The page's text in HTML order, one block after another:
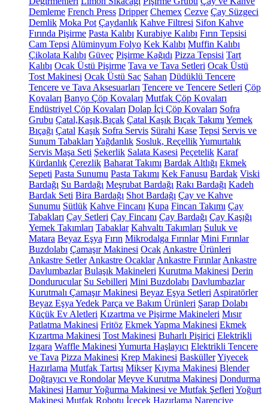
Demleme French Press Dripper Chemex Cezve Çay Süzgeci
Demlik Moka Pot Çaydanlık Kahve Filtresi Sifon Kahve
Fırında Pişirme Pasta Kalıbı Kurabiye Kalıbı Fırın Tepsisi
Cam Tepsi Alüminyum Folyo Kek Kalıbı Muffin Kalıbı
Çikolata Kalıbı Güveç Pişirme Kağıdı Pizza Tepsisi Tart
Kalıbı Ocak Üstü Pişirme Tava ve Tava Setleri Ocak Üstü
Tost Makinesi Ocak Üstü Sac Sahan Düdüklü Tencere
Tencere ve Tava Aksesuarları Tencere ve Tencere Setleri Çöp
Kovaları Banyo Çöp Kovaları Mutfak Çöp Kovaları
Endüstriyel Çöp Kovaları Dolap İçi Çöp Kovaları Sofra
Grubu Çatal,Kaşık,Bıçak Çatal Kaşık Bıçak Takımı Yemek
Bıçağı Çatal Kaşık Sofra Servis Sürahi Kase Tepsi Servis ve
Sunum Tabakları Yağdanlık Sosluk, ReçellikYumurtalık
Servis Maşa Seti Şekerlik Salata Kasesi Peçetelik Karaf
Kürdanlık Çerezlik Baharat Takımı Bardak Altlığı Ekmek
Sepeti Pasta Sunumu Pasta Takımı Kek Fanusu Bardak Viski
Bardağı Su Bardağı Meşrubat Bardağı Rakı Bardağı Kadeh
Bardak Seti Bira Bardağı Shot Bardağı Çay ve Kahve
Sunumu Sütlük Kahve Fincanı Kupa Fincan Takımı Çay
Tabakları Çay Setleri Çay Fincanı Çay Bardağı Çay Kaşığı
Yemek Takımları Tabaklar Kahvaltı Takımları Suluk ve
Matara Beyaz Eşya Fırın Mikrodalga Fırınlar Mini Fırınlar
Buzdolabı Çamaşır Makinesi Ocak Ankastre Ürünleri
Ankastre Setler Ankastre Ocaklar Ankastre Fırınlar Ankastre
Davlumbazlar Bulaşık Makineleri Kurutma Makinesi Derin
Dondurucular Su Sebilleri Mini Buzdolabı Davlumbazlar
Kurutmalı Çamaşır Makinesi Beyaz Eşya Setleri Aspiratörler
Beyaz Eşya Yedek Parça ve Bakım Ürünleri Şarap Dolabı
Küçük Ev Aletleri Kızartma ve Pişirme Makineleri Mısır
Patlatma Makinesi Fritöz Ekmek Yapma Makinesi Ekmek
Kızartma Makinesi Tost Makinesi Buharlı Pişirici Elektrikli
Izgara Waffle Makinesi Yumurta Haşlayıcı Elektrikli Tencere
ve Tava Pizza Makinesi Krep Makinesi BasküllerYiyecek
Hazırlama Mutfak Tartısı Mikser Kıyma Makinesi Blender
Doğrayıcı ve Rondolar Meyve Kurutma Makinesi Dondurma
Makinesi Hamur Yoğurma Makinesi ve Mutfak Şefleri Yoğurt
Makinesi Mutfak Robotu İçecek Hazırlama Narenciye